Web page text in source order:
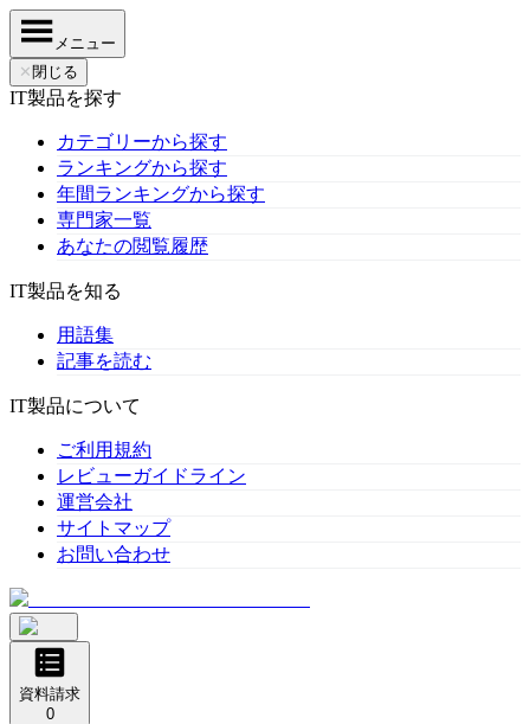
メニュー
✕ 閉じる
IT製品を探す
カテゴリーから探す
ランキングから探す
年間ランキングから探す
専門家一覧
あなたの閲覧履歴
IT製品を知る
用語集
記事を読む
IT製品について
ご利用規約
レビューガイドライン
運営会社
サイトマップ
お問い合わせ
資料請求
0